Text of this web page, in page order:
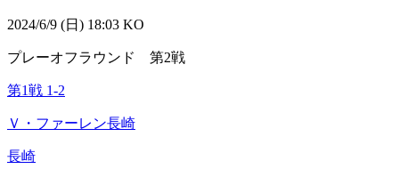
2024/6/9 (日) 18:03 KO
プレーオフラウンド 第2戦
第1戦 1-2
Ｖ・ファーレン長崎
長崎